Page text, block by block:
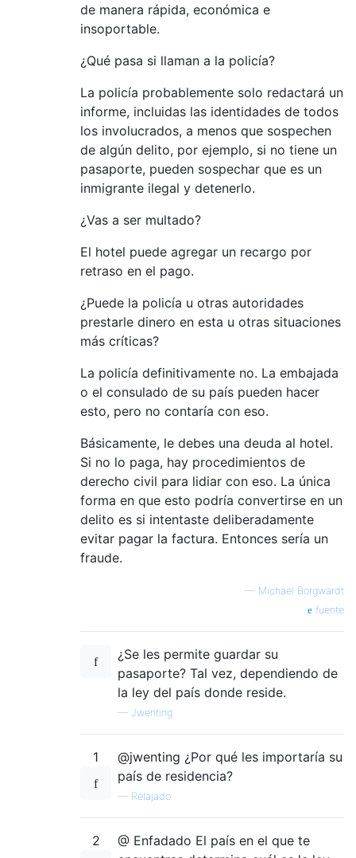
de manera rápida, económica e
insoportable.
¿Qué pasa si llaman a la policía?
La policía probablemente solo redactará un
informe, incluidas las identidades de todos
los involucrados, a menos que sospechen
de algún delito, por ejemplo, si no tiene un
pasaporte, pueden sospechar que es un
inmigrante ilegal y detenerlo.
¿Vas a ser multado?
El hotel puede agregar un recargo por
retraso en el pago.
¿Puede la policía u otras autoridades
prestarle dinero en esta u otras situaciones
más críticas?
La policía definitivamente no. La embajada
o el consulado de su país pueden hacer
esto, pero no contaría con eso.
Básicamente, le debes una deuda al hotel.
Si no lo paga, hay procedimientos de
derecho civil para lidiar con eso. La única
forma en que esto podría convertirse en un
delito es si intentaste deliberadamente
evitar pagar la factura. Entonces sería un
fraude.
— Michael Borgwardt
fuente
¿Se les permite guardar su
pasaporte? Tal vez, dependiendo de
la ley del país donde reside.
— Jwenting
1
@jwenting ¿Por qué les importaría su
país de residencia?
— Relajado
2
@ Enfadado El país en el que te